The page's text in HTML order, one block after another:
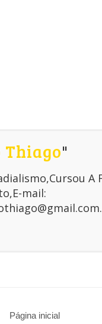
Thiago"
A
mail:
Página inicial